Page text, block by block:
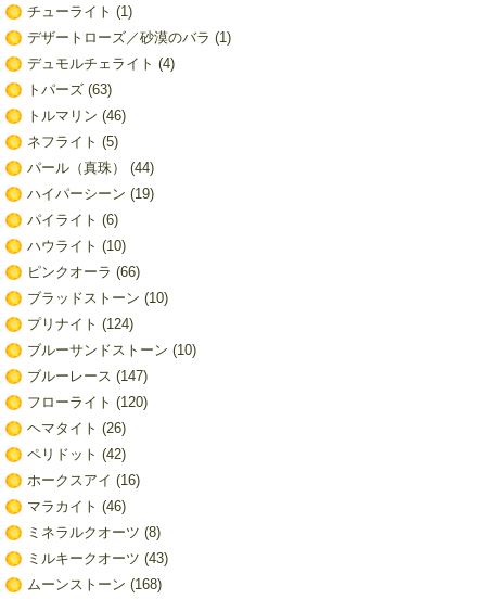
チューライト (1)
デザートローズ／砂漠のバラ (1)
デュモルチェライト (4)
トパーズ(63)
トルマリン (46)
ネフライト (5)
パール（真珠）
(44)
ハイパーシーン (19)
パイライト (6)
ハウライト (10)
ピンクオーラ (66)
ブラッドストーン (10)
プリナイト (124)
ブルーサンドストーン (10)
ブルーレース (147)
フローライト (120)
ヘマタイト (26)
ペリドット (42)
ホークスアイ (16)
マラカイト (46)
ミネラルクオーツ (8)
ミルキークオーツ (43)
ムーンストーン (168)